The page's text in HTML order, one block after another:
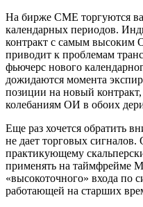
На бирже CME торгуются
календарных периодов.
контракт с самым высоким
приводит к проблемам
фьючерс нового
дожидаются момента
позиции на новый
колебаниям ОИ в обоих
Еще раз хочется обратить
не дает торговых сигналов.
практикующему
применять на таймфрейме
«высокоточного» входа по
работающей на старших